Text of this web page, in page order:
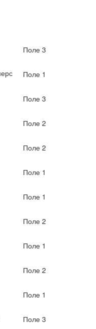
Поле 3
Поле 1
Поле 3
Поле 2
Поле 2
Поле 1
Поле 1
Поле 2
Поле 1
Поле 2
Поле 1
Поле 3